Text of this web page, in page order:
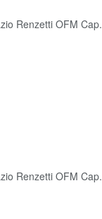
Renzetti OFM Cap.
Renzetti OFM Cap.